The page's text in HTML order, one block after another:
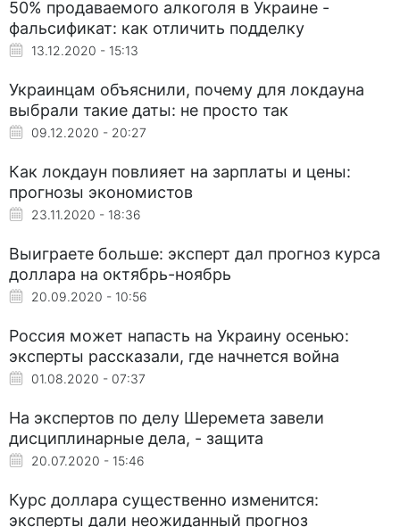
50% продаваемого алкоголя в Украине -
фальсификат: как отличить подделку
13.12.2020 - 15:13
Украинцам объяснили, почему для локдауна
выбрали такие даты: не просто так
09.12.2020 - 20:27
Как локдаун повлияет на зарплаты и цены:
прогнозы экономистов
23.11.2020 - 18:36
Выиграете больше: эксперт дал прогноз курса
доллара на октябрь-ноябрь
20.09.2020 - 10:56
Россия может напасть на Украину осенью:
эксперты рассказали, где начнется война
01.08.2020 - 07:37
На экспертов по делу Шеремета завели
дисциплинарные дела, - защита
20.07.2020 - 15:46
Курс доллара существенно изменится:
эксперты дали неожиданный прогноз